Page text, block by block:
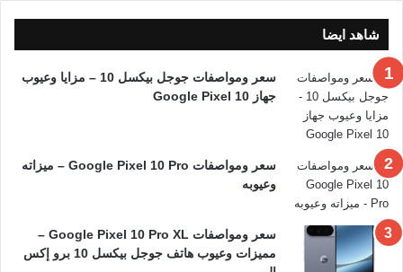
شاهد ايضا
سعر ومواصفات جوجل بيكسل 10 – مزايا وعيوب
جهاز Google Pixel 10
سعر ومواصفات Google Pixel 10 Pro – ميزاته
وعيوبه
سعر ومواصفات Google Pixel 10 Pro XL –
مميزات وعيوب هاتف جوجل بيكسل 10 برو إكس